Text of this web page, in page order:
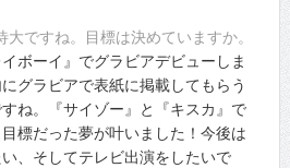
ですね。目標は決めていますか。
ボーイ』でグラビアデビューしま
グラビアで表紙に掲載してもらう
ね。『サイゾー』と『キスカ』で
標だった夢が叶いました！今後は
、そしてテレビ出演をしたいで